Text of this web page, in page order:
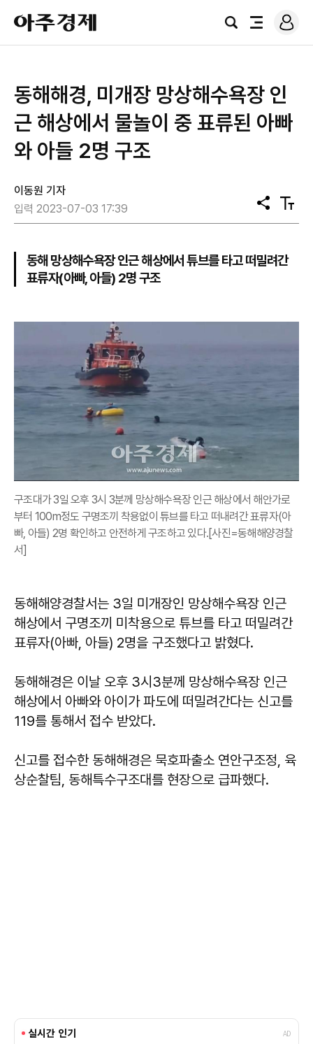
아
주
경
검
전
로
그
동해해경, 미개장 망상해수욕장 인
근 해상에서 물놀이 중 표류된 아빠
와 아들 2명 구조
이동원 기자
입력 2023-07-03 17:39
공
유
텍
스
기
동해 망상해수욕장 인근 해상에서 튜브를 타고 떠밀려간
표류자(아빠, 아들) 2명 구조
구조대가 3일 오후 3시 3분께 망상해수욕장 인근 해상에서 해안가로
부터 100m정도 구명조끼 착용없이 튜브를 타고 떠내려간 표류자(아
빠, 아들) 2명 확인하고 안전하게 구조하고 있다.[사진=동해해양경찰
서]
동해해양경찰서는 3일 미개장인 망상해수욕장 인근
해상에서 구명조끼 미착용으로 튜브를 타고 떠밀려간
표류자(아빠, 아들) 2명을 구조했다고 밝혔다.
동해해경은 이날 오후 3시3분께 망상해수욕장 인근
해상에서 아빠와 아이가 파도에 떠밀려간다는 신고를
119를 통해서 접수 받았다.
신고를 접수한 동해해경은 묵호파출소 연안구조정, 육
상순찰팀, 동해특수구조대를 현장으로 급파했다.